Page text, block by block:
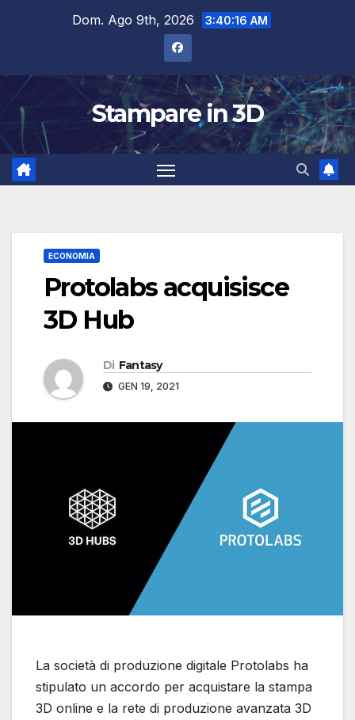
Dom. Ago 9th, 2026 3:40:17 AM
Stampare in 3D
ECONOMIA
Protolabs acquisisce
3D Hub
Di Fantasy
GEN 19, 2021
La società di produzione digitale Protolabs ha
stipulato un accordo per acquistare la stampa
3D online e la rete di produzione avanzata 3D